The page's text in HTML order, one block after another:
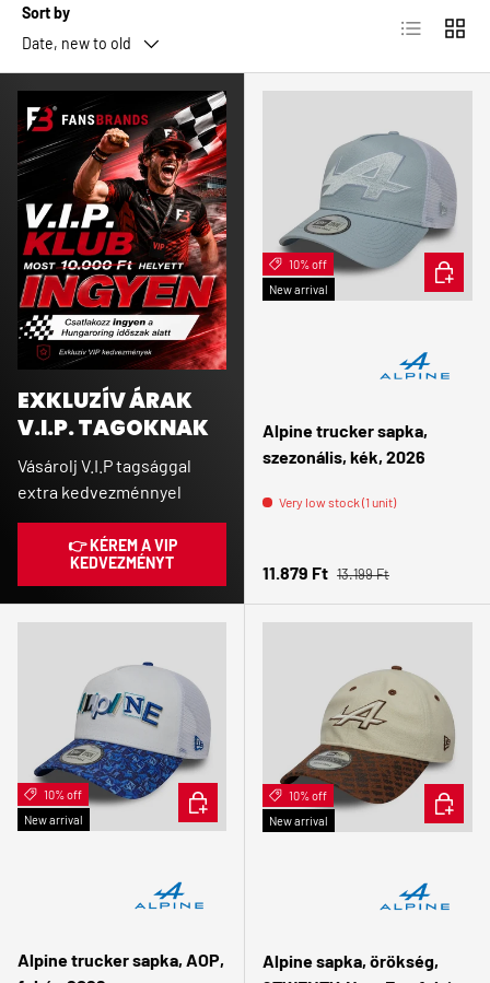
Sort by
Date, new to old
List Grid
EXKLUZÍV ÁRAK
V.I.P. TAGOKNAK
Vásárolj V.I.P tagsággal
extra kedvezménnyel
👉 KÉREM A VIP
KEDVEZMÉNYT
10% off
New arrival
Alpine trucker sapka,
szezonális, kék, 2026
Very low stock (1 unit)
Sale price
11.879 Ft Regular price
13.199 Ft
ADD TO
10% off
New arrival
Alpine trucker sapka, AOP,
ADD TO CART
10% off
New arrival
Alpine sapka, örökség,
ADD TO